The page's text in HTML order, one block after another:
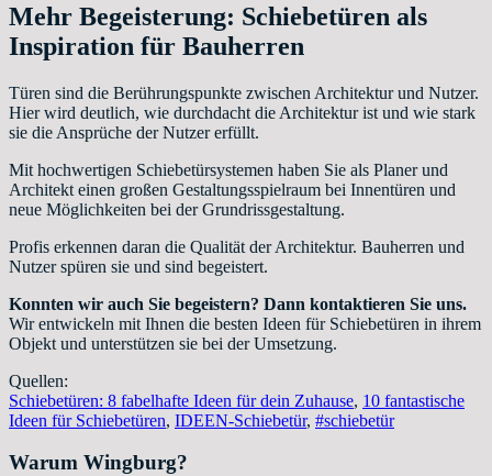
Mehr Begeisterung: Schiebetüren als
Inspiration für Bauherren
Türen sind die Berührungspunkte zwischen Architektur und Nutzer.
Hier wird deutlich, wie durchdacht die Architektur ist und wie stark
sie die Ansprüche der Nutzer erfüllt.
Mit hochwertigen Schiebetürsystemen haben Sie als Planer und
Architekt einen großen Gestaltungsspielraum bei Innentüren und
neue Möglichkeiten bei der Grundrissgestaltung.
Profis erkennen daran die Qualität der Architektur. Bauherren und
Nutzer spüren sie und sind begeistert.
Konnten wir auch Sie begeistern? Dann kontaktieren Sie uns.
Wir entwickeln mit Ihnen die besten Ideen für Schiebetüren in ihrem
Objekt und unterstützen sie bei der Umsetzung.
Quellen:
Schiebetüren: 8 fabelhafte Ideen für dein Zuhause, 10 fantastische
Ideen für Schiebetüren, IDEEN-Schiebetür, #schiebetür
Warum Wingburg?